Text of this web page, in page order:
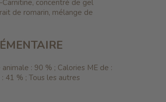
concentré de gel
de romarin, mélange de
: 90 % ; Calories ME de :
41 % ; Tous les autres